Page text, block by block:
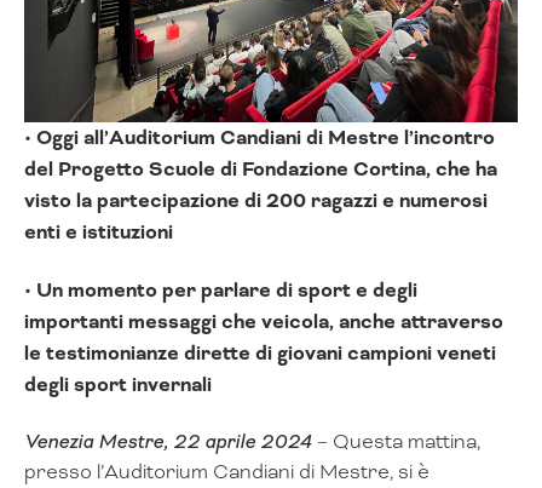
• Oggi all’Auditorium Candiani di Mestre l’incontro
del Progetto Scuole di Fondazione Cortina, che ha
visto la partecipazione di 200 ragazzi e numerosi
enti e istituzioni
• Un momento per parlare di sport e degli
importanti messaggi che veicola, anche attraverso
le testimonianze dirette di giovani campioni veneti
degli sport invernali
Venezia Mestre, 22 aprile 2024 – Questa mattina,
presso l’Auditorium Candiani di Mestre, si è